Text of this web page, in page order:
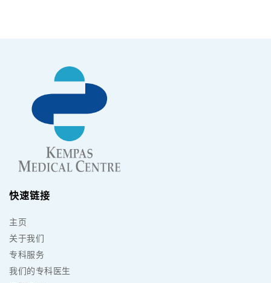
快速链接
主页
关于我们
专科服务
我们的专科医生